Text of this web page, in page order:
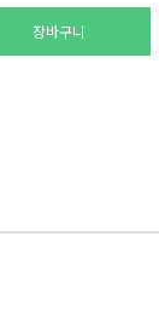
장바구니